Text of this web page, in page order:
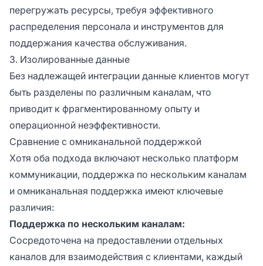
перегружать ресурсы, требуя эффективного
распределения персонала и инструментов для
поддержания качества обслуживания.
3. Изолированные данные
Без надлежащей интеграции данные клиентов могут
быть разделены по различным каналам, что
приводит к фрагментированному опыту и
операционной неэффективности.
Сравнение с омниканальной поддержкой
Хотя оба подхода включают несколько платформ
коммуникации, поддержка по нескольким каналам
и омниканальная поддержка имеют ключевые
различия:
Поддержка по нескольким каналам:
Сосредоточена на предоставлении отдельных
каналов для взаимодействия с клиентами, каждый